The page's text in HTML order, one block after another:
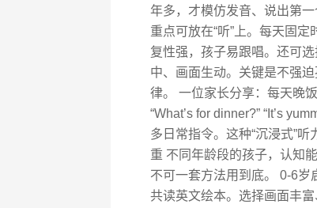
年多，才模仿发音、说出第一
重点可放在“听”上。每天固
复性强，孩子易跟唱。还可
中、画面生动。关键是不强
律。 一位家长分享：每天晚
“What’s for dinner?” “It’s
多日常指令。这种“沉浸式”
重 不同年龄段的孩子，认知
不可一套方法用到底。 0-6
共读英文绘本。选择画面丰